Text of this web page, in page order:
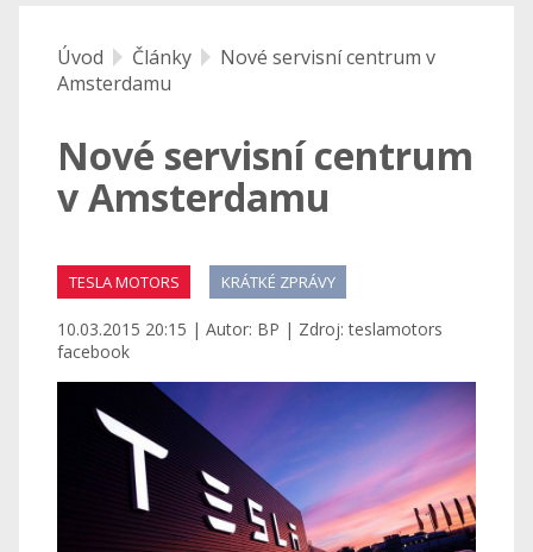
Úvod Články
Nové servisní centrum v
Amsterdamu
Nové servisní centrum
v Amsterdamu
TESLA MOTORS KRÁTKÉ ZPRÁVY
10.03.2015 20:15 | Autor: BP | Zdroj: teslamotors
facebook